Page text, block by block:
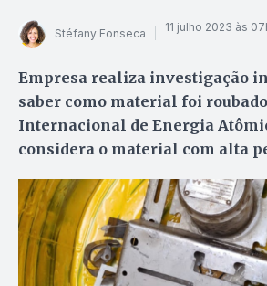
Stéfany Fonseca 11 julho 2023 às
Empresa realiza investigação
saber como material foi
Internacional de Energia
considera o material com alta